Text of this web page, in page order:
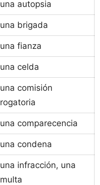
una autopsia
una brigada
una fianza
una celda
una comisión
rogatoria
una comparecencia
una condena
una infracción, una
multa